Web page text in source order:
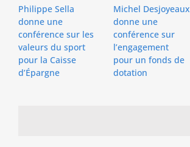
Philippe Sella
donne une
conférence sur les
valeurs du sport
pour la Caisse
d’Épargne
Michel Desjoyeaux
donne une
conférence sur
l’engagement
pour un fonds de
dotation